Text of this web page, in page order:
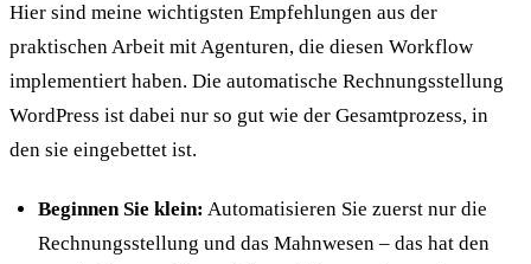
Hier sind meine wichtigsten Empfehlungen aus der
praktischen Arbeit mit Agenturen, die diesen Workflow
implementiert haben. Die automatische Rechnungsstellung
WordPress ist dabei nur so gut wie der Gesamtprozess, in
den sie eingebettet ist.
Beginnen Sie klein: Automatisieren Sie zuerst nur die
Rechnungsstellung und das Mahnwesen – das hat den